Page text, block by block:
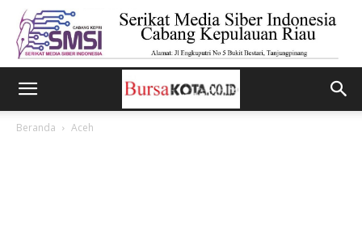
Beranda Aceh